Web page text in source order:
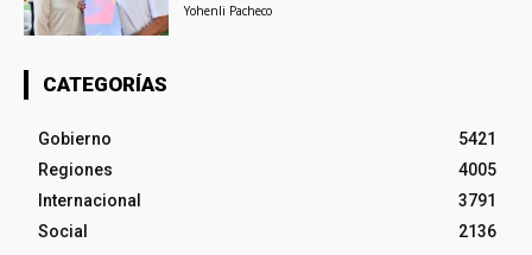
Yohenli Pacheco
CATEGORÍAS
Gobierno
5421
Regiones
4005
Internacional
3791
Social
2136